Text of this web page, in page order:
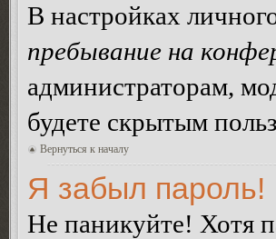
В настройках
пребывание на
администраторам,
будете скрытым
Вернуться к началу
Я забыл пароль!
Не паникуйте! Хотя